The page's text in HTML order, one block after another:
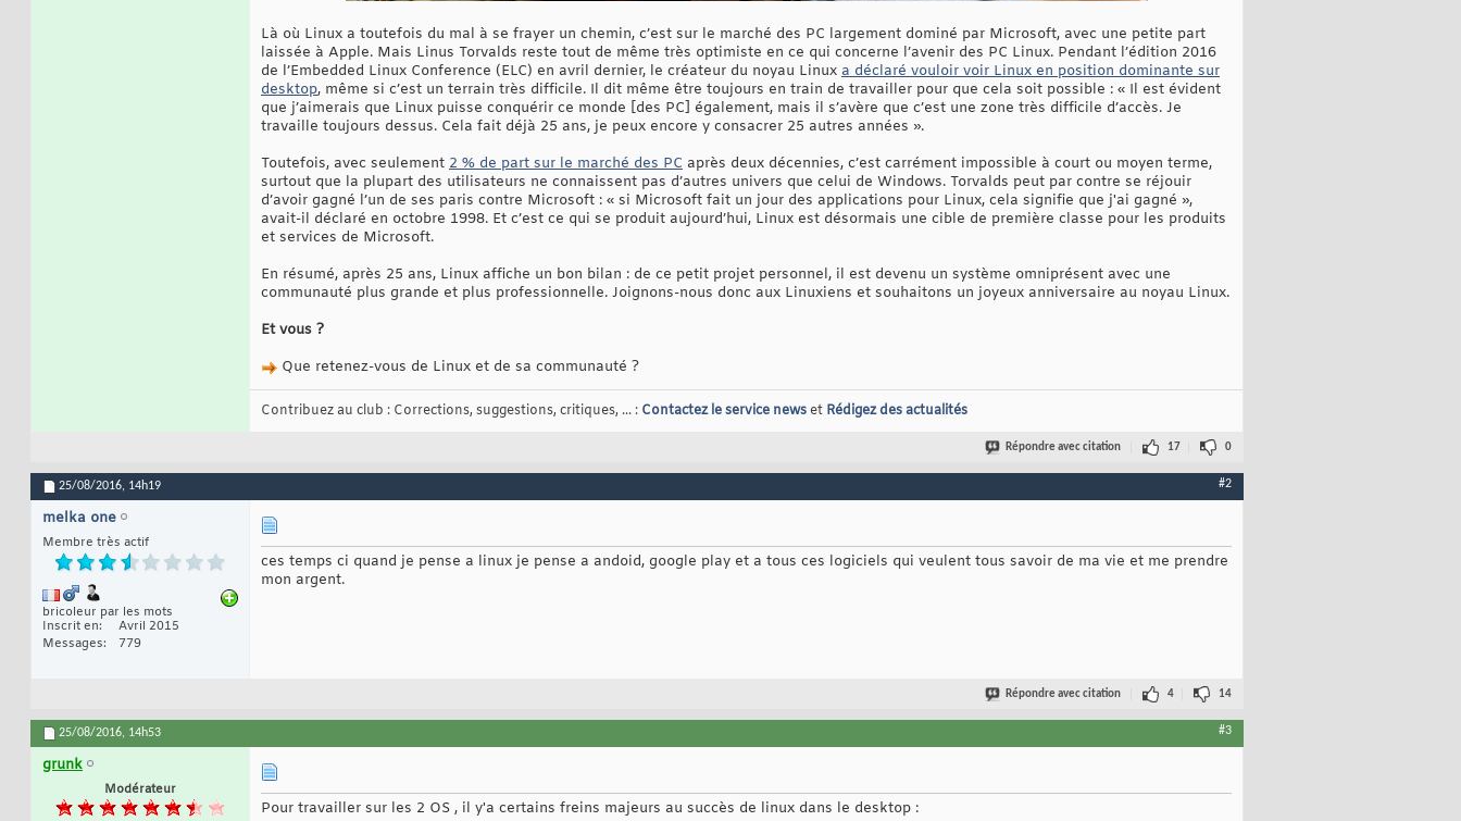
Là où Linux a toutefois du mal à se frayer un chemin, c’est sur le marché des PC largement dominé par Microsoft, avec une petite part
laissée à Apple. Mais Linus Torvalds reste tout de même très optimiste en ce qui concerne l’avenir des PC Linux. Pendant l’édition 2016
de l’Embedded Linux Conference (ELC) en avril dernier, le créateur du noyau Linux a déclaré vouloir voir Linux en position dominante sur
desktop, même si c’est un terrain très difficile. Il dit même être toujours en train de travailler pour que cela soit possible : « Il est évident
que j’aimerais que Linux puisse conquérir ce monde [des PC] également, mais il s’avère que c’est une zone très difficile d’accès. Je
travaille toujours dessus. Cela fait déjà 25 ans, je peux encore y consacrer 25 autres années ».
Toutefois, avec seulement 2 % de part sur le marché des PC après deux décennies, c’est carrément impossible à court ou moyen terme,
surtout que la plupart des utilisateurs ne connaissent pas d’autres univers que celui de Windows. Torvalds peut par contre se réjouir
d’avoir gagné l’un de ses paris contre Microsoft : « si Microsoft fait un jour des applications pour Linux, cela signifie que j'ai gagné »,
avait-il déclaré en octobre 1998. Et c’est ce qui se produit aujourd’hui, Linux est désormais une cible de première classe pour les produits
et services de Microsoft.
En résumé, après 25 ans, Linux affiche un bon bilan : de ce petit projet personnel, il est devenu un système omniprésent avec une
communauté plus grande et plus professionnelle. Joignons-nous donc aux Linuxiens et souhaitons un joyeux anniversaire au noyau Linux.
Et vous ?
Que retenez-vous de Linux et de sa communauté ?
Contribuez au club : Corrections, suggestions, critiques, ... : Contactez le service newset Rédigez des actualités
Répondre avec citation 17 0
25/08/2016, 14h19 #2
melka one
Membre très actif
bricoleur par les mots
Inscrit en
Avril 2015
Messages
779
ces temps ci quand je pense a linux je pense a andoid, google play et a tous ces logiciels qui veulent tous savoir de ma vie et me prendre
mon argent.
Répondre avec citation 4 14
25/08/2016, 14h53 #3
grunk
Modérateur
Pour travailler sur les 2 OS , il y'a certains freins majeurs au succès de linux dans le desktop :